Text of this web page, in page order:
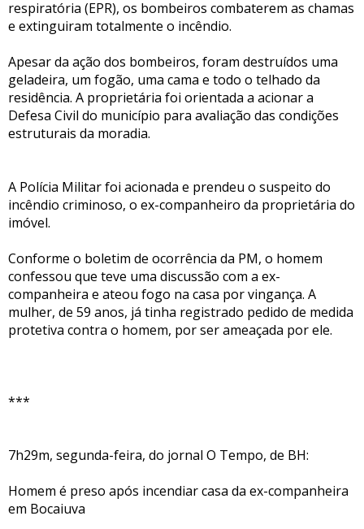
respiratória (EPR), os bombeiros combaterem as chamas
e extinguiram totalmente o incêndio.
Apesar da ação dos bombeiros, foram destruídos uma
geladeira, um fogão, uma cama e todo o telhado da
residência. A proprietária foi orientada a acionar a
Defesa Civil do município para avaliação das condições
estruturais da moradia.
A Polícia Militar foi acionada e prendeu o suspeito do
incêndio criminoso, o ex-companheiro da proprietária do
imóvel.
Conforme o boletim de ocorrência da PM, o homem
confessou que teve uma discussão com a ex-
companheira e ateou fogo na casa por vingança. A
mulher, de 59 anos, já tinha registrado pedido de medida
protetiva contra o homem, por ser ameaçada por ele.
***
7h29m, segunda-feira, do jornal O Tempo, de BH:
Homem é preso após incendiar casa da ex-companheira
em Bocaiuva